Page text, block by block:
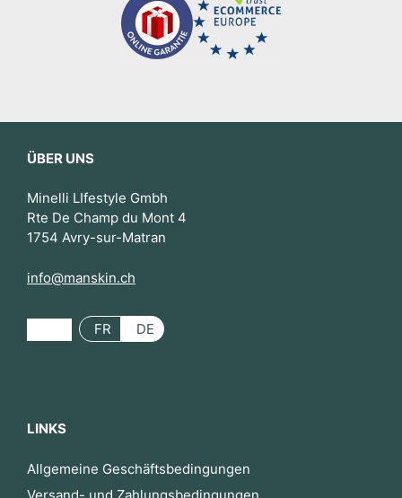
ÜBER UNS
Minelli LIfestyle Gmbh
Rte De Champ du Mont 4
1754 Avry-sur-Matran
info@manskin.ch
FR DE
LINKS
Allgemeine Geschäftsbedingungen